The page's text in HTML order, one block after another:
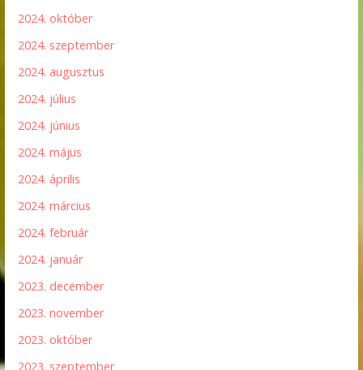
2024. október
2024. szeptember
2024. augusztus
2024. július
2024. június
2024. május
2024. április
2024. március
2024. február
2024. január
2023. december
2023. november
2023. október
2023. szeptember